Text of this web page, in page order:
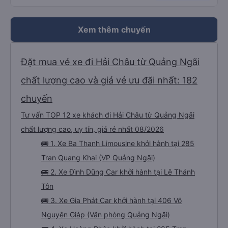
Xem thêm chuyến
Đặt mua vé xe đi Hải Châu từ Quảng Ngãi
chất lượng cao và giá vé ưu đãi nhất: 182
chuyến
Tư vấn TOP 12 xe khách đi Hải Châu từ Quảng Ngãi
chất lượng cao, uy tín, giá rẻ nhất 08/2026
🚌 1. Xe Ba Thanh Limousine khởi hành tại 285
Tran Quang Khai (VP Quảng Ngãi)
🚌 2. Xe Đình Dũng Car khởi hành tại Lê Thánh
Tôn
🚌 3. Xe Gia Phát Car khởi hành tại 406 Võ
Nguyên Giáp (Văn phòng Quảng Ngãi)